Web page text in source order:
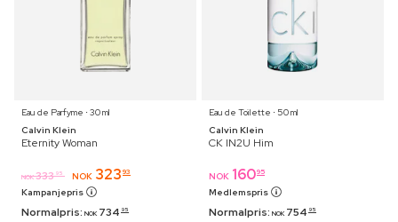
Eau de Parfyme ⋅ 30 ml
Calvin Klein
Eternity Woman
NOK 333 95 NOK 323 93
Kampanjepris
Normalpris: NOK 734 95
Eau de Toilette ⋅ 50 ml
Calvin Klein
CK IN2U Him
NOK 16095
Medlemspris
Normalpris: NOK 754 95